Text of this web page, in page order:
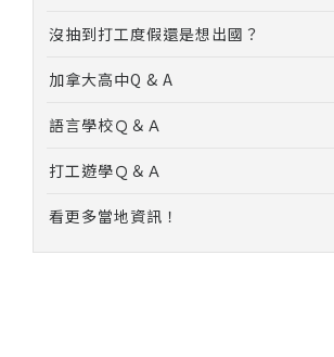
沒抽到打工度假還是想出國？
加拿大高中Q & A
語言學校Ｑ＆Ａ
打工遊學Ｑ＆Ａ
看更多當地資訊！